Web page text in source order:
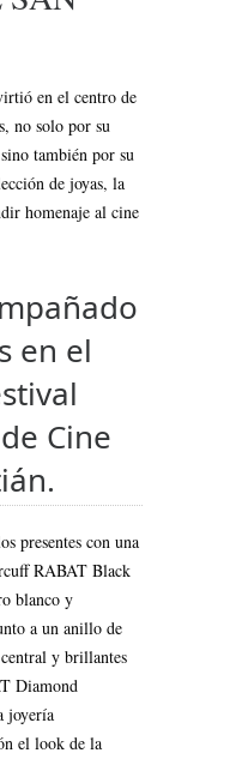
en el centro de
no solo por su
también por su
de joyas, la
homenaje al cine
en el
Cine
presentes con una
RABAT Black
blanco y
a un anillo de
y brillantes
Diamond
joyería
el look de la